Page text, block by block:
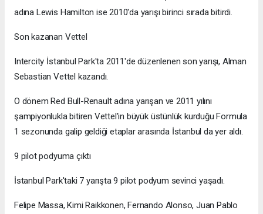
adına Lewis Hamilton ise 2010'da yarışı birinci sırada bitirdi.
Son kazanan Vettel
Intercity İstanbul Park'ta 2011'de düzenlenen son yarışı, Alman
Sebastian Vettel kazandı.
O dönem Red Bull-Renault adına yarışan ve 2011 yılını
şampiyonlukla bitiren Vettel'in büyük üstünlük kurduğu Formula
1 sezonunda galip geldiği etaplar arasında İstanbul da yer aldı.
9 pilot podyuma çıktı
İstanbul Park'taki 7 yarışta 9 pilot podyum sevinci yaşadı.
Felipe Massa, Kimi Raikkonen, Fernando Alonso, Juan Pablo